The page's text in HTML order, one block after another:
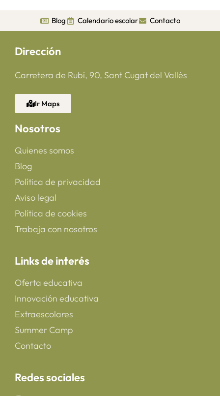
Blog Calendario escolar Contacto
Dirección
Carretera de Rubí, 90, Sant Cugat del Vallès
Ir Maps
Nosotros
Quienes somos
Blog
Política de privacidad
Aviso legal
Política de cookies
Trabaja con nosotros
Links de interés
Oferta educativa
Innovación educativa
Extraescolares
Summer Camp
Contacto
Redes sociales